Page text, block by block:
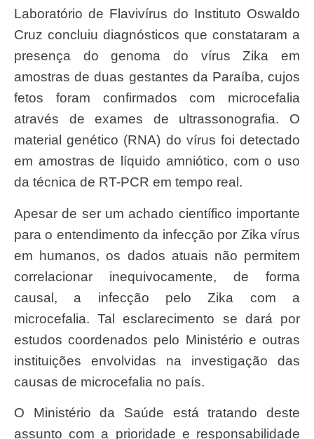
Laboratório de Flavivírus do Instituto Oswaldo
Cruz concluiu diagnósticos que constataram a
presença do genoma do vírus Zika em
amostras de duas gestantes da Paraíba, cujos
fetos foram confirmados com microcefalia
através de exames de ultrassonografia. O
material genético (RNA) do vírus foi detectado
em amostras de líquido amniótico, com o uso
da técnica de RT-PCR em tempo real.
Apesar de ser um achado científico importante
para o entendimento da infecção por Zika vírus
em humanos, os dados atuais não permitem
correlacionar inequivocamente, de forma
causal, a infecção pelo Zika com a
microcefalia. Tal esclarecimento se dará por
estudos coordenados pelo Ministério e outras
instituições envolvidas na investigação das
causas de microcefalia no país.
O Ministério da Saúde está tratando deste
assunto com a prioridade e responsabilidade